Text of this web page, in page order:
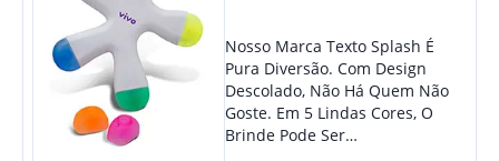
Nosso Marca Texto Splash É
Pura Diversão. Com Design
Descolado, Não Há Quem Não
Goste. Em 5 Lindas Cores, O
Brinde Pode Ser